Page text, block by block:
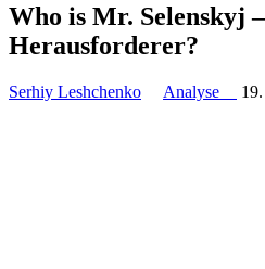
Who is Mr. Selen­skyj
Herausforderer?
Serhiy Leshchenko Analyse